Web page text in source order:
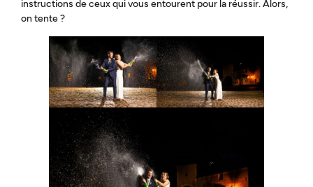
instructions de ceux qui vous entourent pour la réussir. Alors,
on tente ?